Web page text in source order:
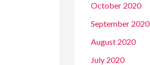
October 2020
September 2020
August 2020
July 2020